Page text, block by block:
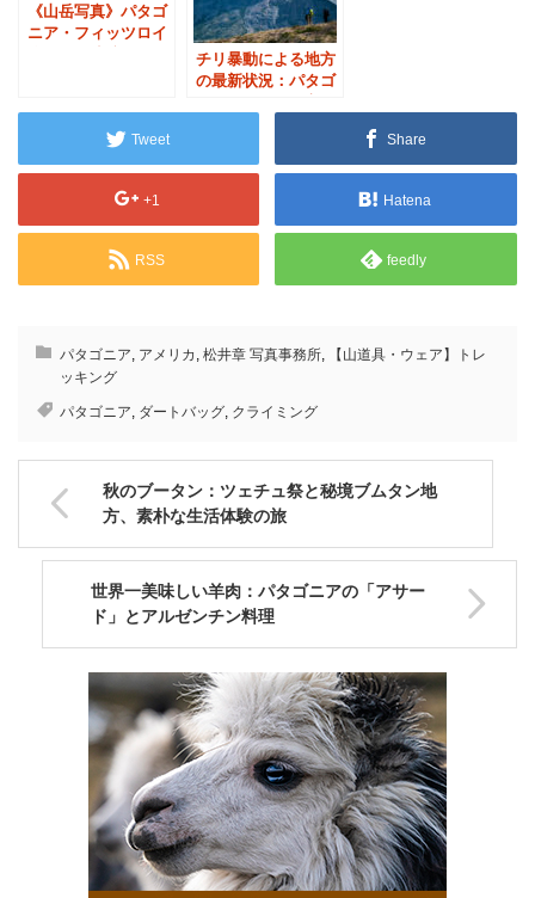
《山岳写真》パタゴ
ニア・フィッツロイ
チリ暴動による地方
の最新状況：パタゴ
Tweet Share
+1 Hatena
RSS feedly
パタゴニア アメリカ 松井章 写真事務所
【山道具・ウェア】トレ
ッキング
パタゴニア ダートバッグ クライミング
秋のブータン：ツェチュ祭と秘境ブムタン地
方、素朴な生活体験の旅
世界一美味しい羊肉：パタゴニアの「アサー
ド」とアルゼンチン料理